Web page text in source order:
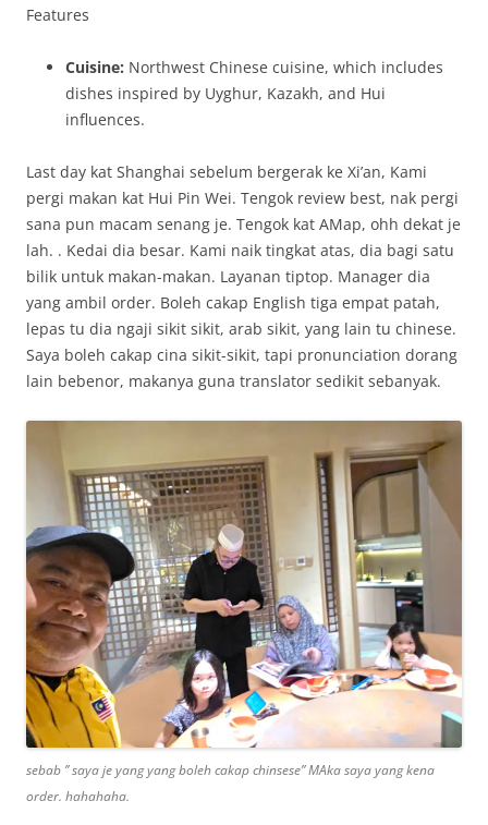
Features
Cuisine: Northwest Chinese cuisine, which includes
dishes inspired by Uyghur, Kazakh, and Hui
influences.
Last day kat Shanghai sebelum bergerak ke Xi’an, Kami
pergi makan kat Hui Pin Wei. Tengok review best, nak pergi
sana pun macam senang je. Tengok kat AMap, ohh dekat je
lah. . Kedai dia besar. Kami naik tingkat atas, dia bagi satu
bilik untuk makan-makan. Layanan tiptop. Manager dia
yang ambil order. Boleh cakap English tiga empat patah,
lepas tu dia ngaji sikit sikit, arab sikit, yang lain tu chinese.
Saya boleh cakap cina sikit-sikit, tapi pronunciation dorang
lain bebenor, makanya guna translator sedikit sebanyak.
sebab ” saya je yang yang boleh cakap chinsese” MAka saya yang kena
order. hahahaha.